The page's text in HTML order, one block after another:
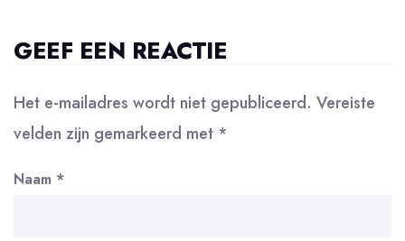
GEEF EEN REACTIE
Het e-mailadres wordt niet gepubliceerd. Vereiste
velden zijn gemarkeerd met *
Naam *